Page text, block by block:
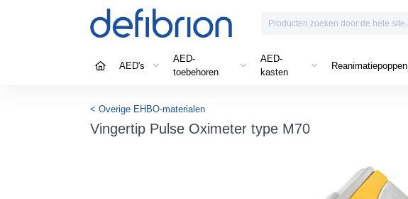
AED's
AED-
toebehoren
AED-
kasten
Reanimatiepoppen
< Overige EHBO-materialen
Vingertip Pulse Oximeter type M70